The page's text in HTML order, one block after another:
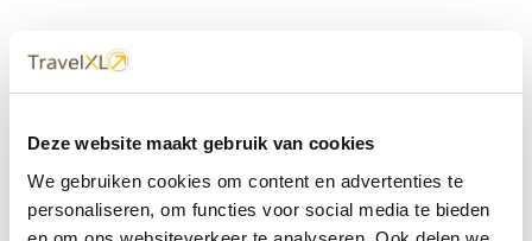
Deze website maakt gebruik van cookies
We gebruiken cookies om content en advertenties te
personaliseren, om functies voor social media te bieden
dichtbij
Met 60+ verkooppunten in Nederland en België staan wij
met onze XL Travelcenters, mobiele reisadviseurs van